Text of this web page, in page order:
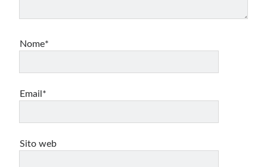
Nome*
Email*
Sito web